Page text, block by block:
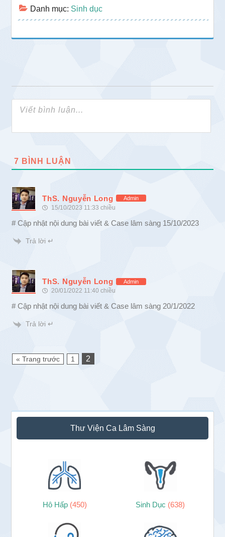
Danh mục: Sinh dục
7 BÌNH LUẬN
ThS. Nguyễn Long Admin
15/10/2023 11:33 chiều
# Cập nhật nội dung bài viết & Case lâm sàng 15/10/2023
Trả lời ↵
ThS. Nguyễn Long Admin
20/01/2022 11:40 chiều
# Cập nhật nội dung bài viết & Case lâm sàng 20/1/2022
Trả lời ↵
« Trang trước 1 2
Sidebar
chính
Thư Viện Ca Lâm Sàng
Hô Hấp (450) Sinh Dục (638)